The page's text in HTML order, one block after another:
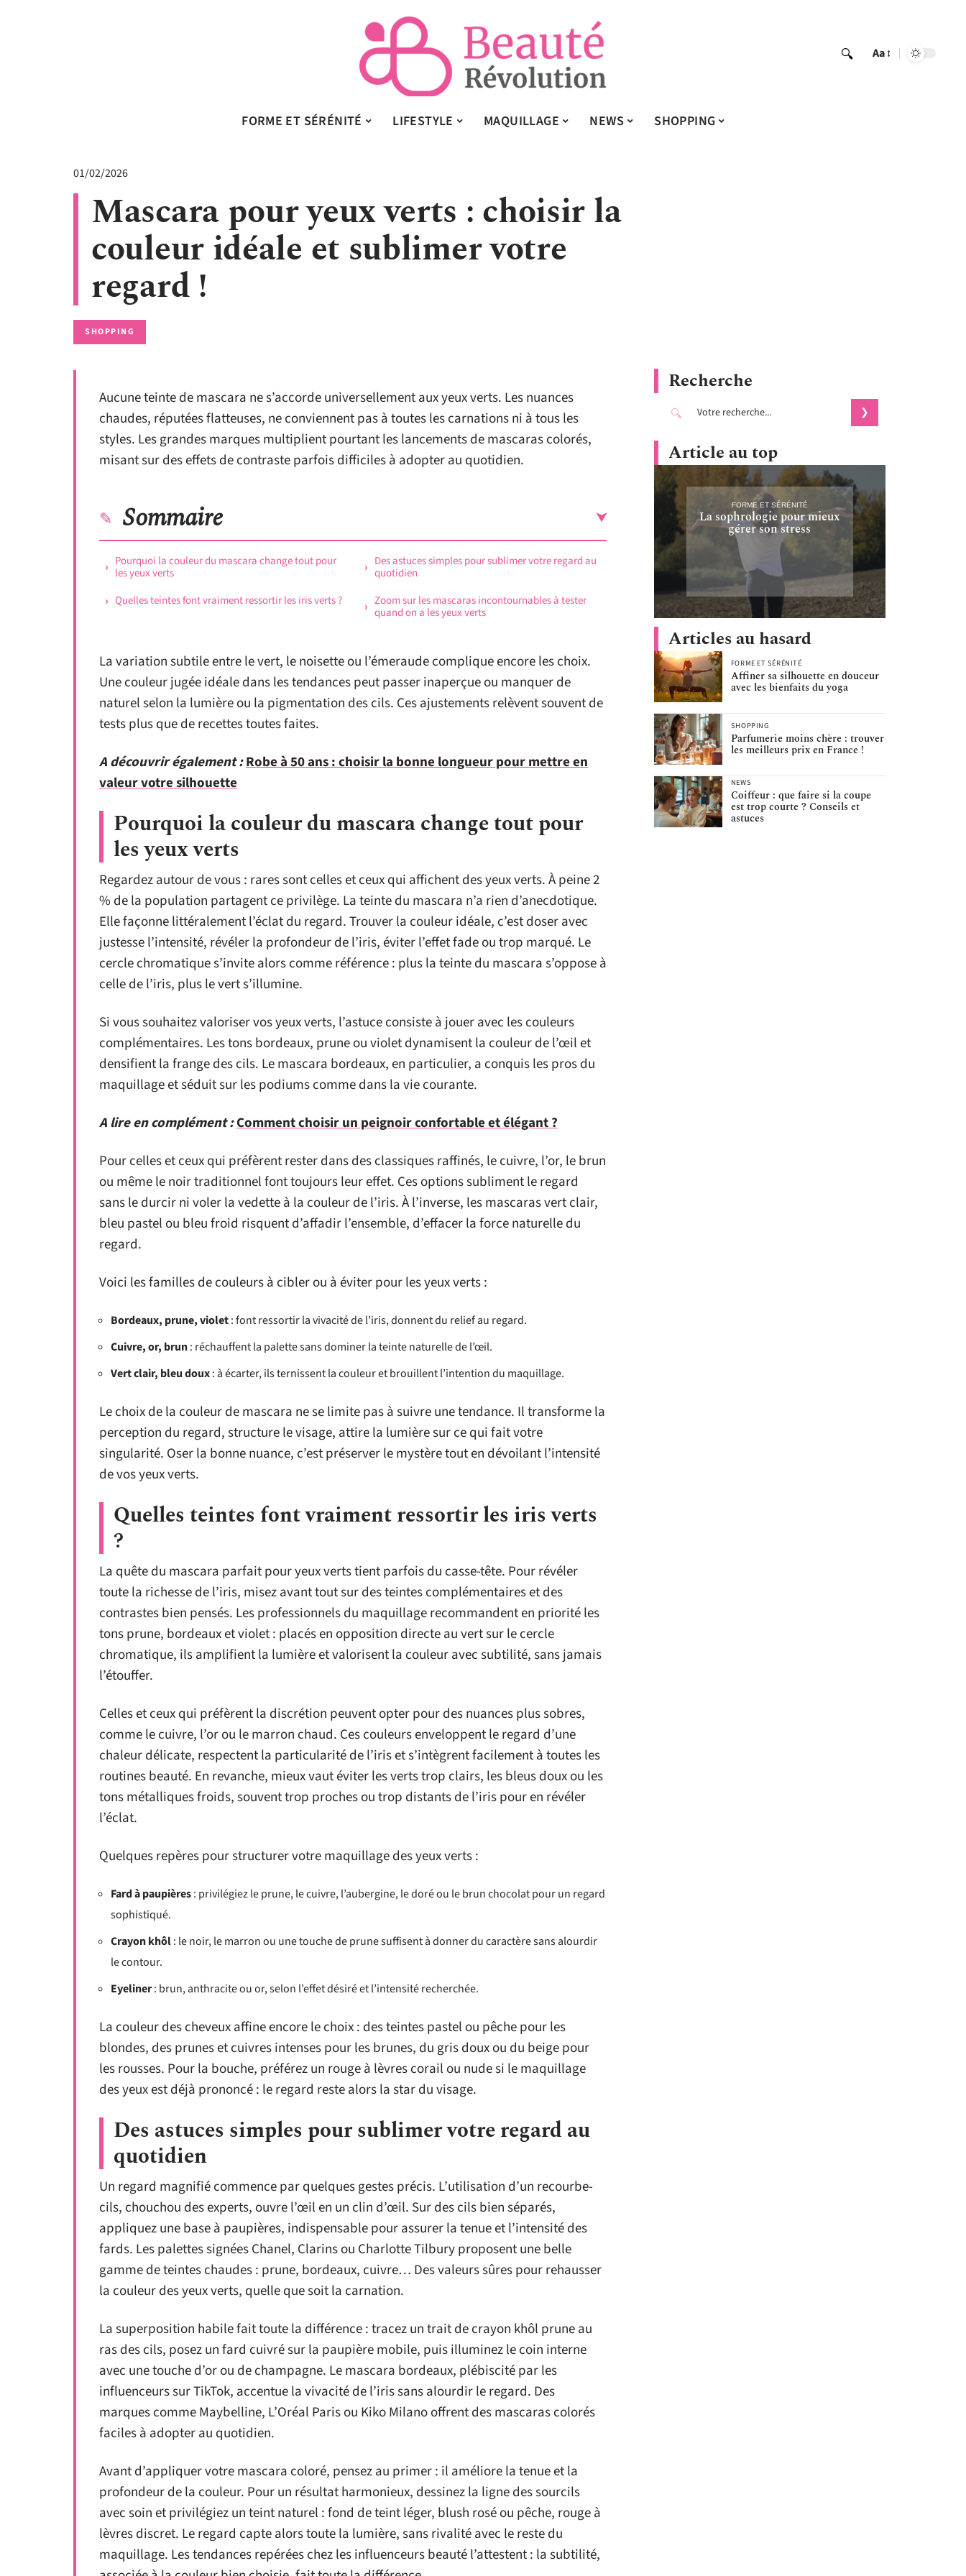
Aa
FORME ET SÉRÉNITÉ LIFESTYLE MAQUILLAGE NEWS SHOPPING
01/02/2026
Mascara pour yeux verts : choisir la
couleur idéale et sublimer votre
regard !
SHOPPING
Aucune teinte de mascara ne s’accorde universellement aux yeux verts. Les nuances
chaudes, réputées flatteuses, ne conviennent pas à toutes les carnations ni à tous les
styles. Les grandes marques multiplient pourtant les lancements de mascaras colorés,
misant sur des effets de contraste parfois difficiles à adopter au quotidien.
Sommaire
Pourquoi la couleur du mascara change tout pour
les yeux verts
Quelles teintes font vraiment ressortir les iris verts ?
Des astuces simples pour sublimer votre regard au
quotidien
Zoom sur les mascaras incontournables à tester
quand on a les yeux verts
La variation subtile entre le vert, le noisette ou l’émeraude complique encore les choix.
Une couleur jugée idéale dans les tendances peut passer inaperçue ou manquer de
naturel selon la lumière ou la pigmentation des cils. Ces ajustements relèvent souvent de
tests plus que de recettes toutes faites.
A découvrir également :Robe à 50 ans : choisir la bonne longueur pour mettre en
valeur votre silhouette
Pourquoi la couleur du mascara change tout pour
les yeux verts
Regardez autour de vous : rares sont celles et ceux qui affichent des yeux verts. À peine 2
% de la population partagent ce privilège. La teinte du mascara n’a rien d’anecdotique.
Elle façonne littéralement l’éclat du regard. Trouver la couleur idéale, c’est doser avec
justesse l’intensité, révéler la profondeur de l’iris, éviter l’effet fade ou trop marqué. Le
cercle chromatique s’invite alors comme référence : plus la teinte du mascara s’oppose à
celle de l’iris, plus le vert s’illumine.
Si vous souhaitez valoriser vos yeux verts, l’astuce consiste à jouer avec les couleurs
complémentaires. Les tons bordeaux, prune ou violet dynamisent la couleur de l’œil et
densifient la frange des cils. Le mascara bordeaux, en particulier, a conquis les pros du
maquillage et séduit sur les podiums comme dans la vie courante.
A lire en complément :Comment choisir un peignoir confortable et élégant ?
Pour celles et ceux qui préfèrent rester dans des classiques raffinés, le cuivre, l’or, le brun
ou même le noir traditionnel font toujours leur effet. Ces options subliment le regard
sans le durcir ni voler la vedette à la couleur de l’iris. À l’inverse, les mascaras vert clair,
bleu pastel ou bleu froid risquent d’affadir l’ensemble, d’effacer la force naturelle du
regard.
Voici les familles de couleurs à cibler ou à éviter pour les yeux verts :
Bordeaux, prune, violet: font ressortir la vivacité de l’iris, donnent du relief au regard.
Cuivre, or, brun: réchauffent la palette sans dominer la teinte naturelle de l’œil.
Vert clair, bleu doux: à écarter, ils ternissent la couleur et brouillent l’intention du maquillage.
Le choix de la couleur de mascara ne se limite pas à suivre une tendance. Il transforme la
perception du regard, structure le visage, attire la lumière sur ce qui fait votre
singularité. Oser la bonne nuance, c’est préserver le mystère tout en dévoilant l’intensité
de vos yeux verts.
Quelles teintes font vraiment ressortir les iris verts
?
La quête du mascara parfait pour yeux verts tient parfois du casse-tête. Pour révéler
toute la richesse de l’iris, misez avant tout sur des teintes complémentaires et des
contrastes bien pensés. Les professionnels du maquillage recommandent en priorité les
tons prune, bordeaux et violet : placés en opposition directe au vert sur le cercle
chromatique, ils amplifient la lumière et valorisent la couleur avec subtilité, sans jamais
l’étouffer.
Celles et ceux qui préfèrent la discrétion peuvent opter pour des nuances plus sobres,
comme le cuivre, l’or ou le marron chaud. Ces couleurs enveloppent le regard d’une
chaleur délicate, respectent la particularité de l’iris et s’intègrent facilement à toutes les
routines beauté. En revanche, mieux vaut éviter les verts trop clairs, les bleus doux ou les
tons métalliques froids, souvent trop proches ou trop distants de l’iris pour en révéler
l’éclat.
Quelques repères pour structurer votre maquillage des yeux verts :
Fard à paupières: privilégiez le prune, le cuivre, l’aubergine, le doré ou le brun chocolat pour un regard
sophistiqué.
Crayon khôl: le noir, le marron ou une touche de prune suffisent à donner du caractère sans alourdir
le contour.
Eyeliner: brun, anthracite ou or, selon l’effet désiré et l’intensité recherchée.
La couleur des cheveux affine encore le choix : des teintes pastel ou pêche pour les
blondes, des prunes et cuivres intenses pour les brunes, du gris doux ou du beige pour
les rousses. Pour la bouche, préférez un rouge à lèvres corail ou nude si le maquillage
des yeux est déjà prononcé : le regard reste alors la star du visage.
Des astuces simples pour sublimer votre regard au
quotidien
Un regard magnifié commence par quelques gestes précis. L’utilisation d’un recourbe-
cils, chouchou des experts, ouvre l’œil en un clin d’œil. Sur des cils bien séparés,
appliquez une base à paupières, indispensable pour assurer la tenue et l’intensité des
fards. Les palettes signées Chanel, Clarins ou Charlotte Tilbury proposent une belle
gamme de teintes chaudes : prune, bordeaux, cuivre… Des valeurs sûres pour rehausser
la couleur des yeux verts, quelle que soit la carnation.
La superposition habile fait toute la différence : tracez un trait de crayon khôl prune au
ras des cils, posez un fard cuivré sur la paupière mobile, puis illuminez le coin interne
avec une touche d’or ou de champagne. Le mascara bordeaux, plébiscité par les
influenceurs sur TikTok, accentue la vivacité de l’iris sans alourdir le regard. Des
marques comme Maybelline, L’Oréal Paris ou Kiko Milano offrent des mascaras colorés
faciles à adopter au quotidien.
Avant d’appliquer votre mascara coloré, pensez au primer : il améliore la tenue et la
profondeur de la couleur. Pour un résultat harmonieux, dessinez la ligne des sourcils
avec soin et privilégiez un teint naturel : fond de teint léger, blush rosé ou pêche, rouge à
lèvres discret. Le regard capte alors toute la lumière, sans rivalité avec le reste du
maquillage. Les tendances repérées chez les influenceurs beauté l’attestent : la subtilité,
Recherche
Article au top
FORME ET SÉRÉNITÉ
La sophrologie pour mieux
gérer son stress
Articles au hasard
FORME ET SÉRÉNITÉ
Affiner sa silhouette en douceur
avec les bienfaits du yoga
SHOPPING
Parfumerie moins chère : trouver
les meilleurs prix en France !
NEWS
Coiffeur : que faire si la coupe
est trop courte ? Conseils et
astuces